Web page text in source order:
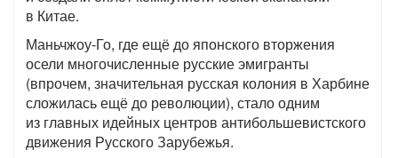
в Китае.
Маньчжоу-Го, где ещё до японского вторжения
осели многочисленные русские эмигранты
(впрочем, значительная русская колония в Харбине
сложилась ещё до революции), стало одним
из главных идейных центров антибольшевистского
движения Русского Зарубежья.